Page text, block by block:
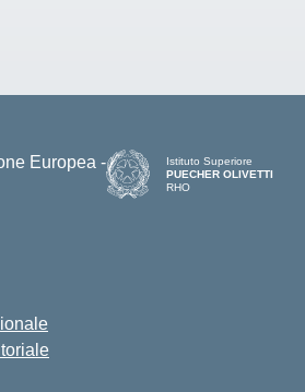
Istituto Superiore
PUECHER OLIVETTI
RHO